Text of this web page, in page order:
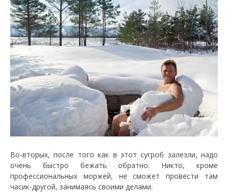
Во-вторых, после того как в этот сугроб залезли, надо
очень быстро бежать обратно. Никто, кроме
профессиональных моржей, не сможет провести там
часик-другой, занимаясь своими делами.